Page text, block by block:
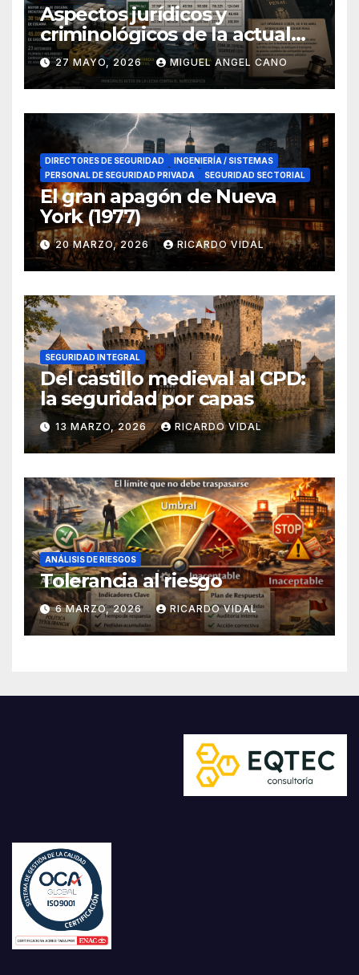
Aspectos jurídicos y
criminológicos de la actual
lucha contra el narcotráfico
en el sur de España
27 MAYO, 2026 MIGUEL ANGEL CANO
DIRECTORES DE SEGURIDAD
INGENIERÍA / SISTEMAS
PERSONAL DE SEGURIDAD PRIVADA
SEGURIDAD SECTORIAL
El gran apagón de Nueva
York (1977)
20 MARZO, 2026 RICARDO VIDAL
SEGURIDAD INTEGRAL
Del castillo medieval al CPD:
la seguridad por capas
13 MARZO, 2026 RICARDO VIDAL
ANÁLISIS DE RIESGOS
Tolerancia al riesgo
6 MARZO, 2026 RICARDO VIDAL